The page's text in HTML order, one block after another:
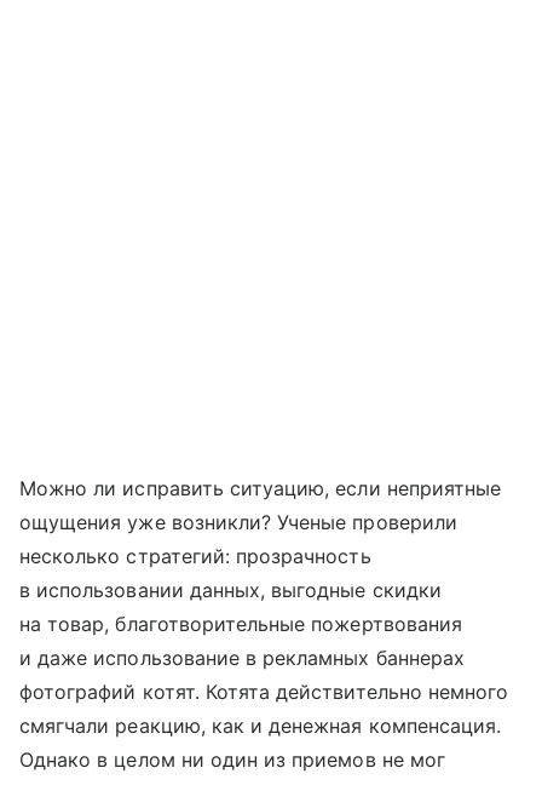
Можно ли исправить ситуацию, если неприятные
ощущения уже возникли? Ученые проверили
несколько стратегий: прозрачность
в использовании данных, выгодные скидки
на товар, благотворительные пожертвования
и даже использование в рекламных баннерах
фотографий котят. Котята действительно немного
смягчали реакцию, как и денежная компенсация.
Однако в целом ни один из приемов не мог